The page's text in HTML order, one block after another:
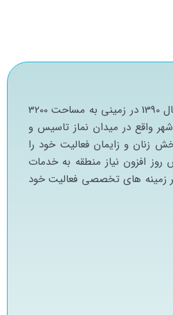
بيمارستان امام زمان در سال 1390 در زميني به مساحت 3200
واقع در ميدان نماز تاسيس و
زنان و زايمان فعاليت خود را
افزون نياز منطقه به خدمات
زمينه هاي تخصصي فعاليت خود